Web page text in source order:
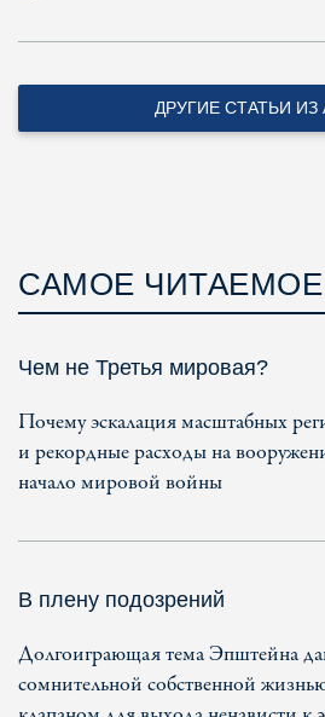
ДРУГИЕ СТАТЬИ ИЗ
САМОЕ ЧИТАЕМОЕ
Чем не Третья мировая?
Почему эскалация масштабных
и рекордные расходы на
начало мировой войны
В плену подозрений
Долгоиграющая тема Эпштейна
сомнительной собственной